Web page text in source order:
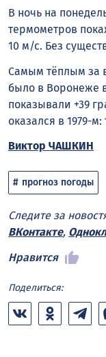
В ночь на
термометров
10 м/с. Без
Самым тёплым за
было в Воронеже
показывали +39
оказался в 1979-
Виктор ЧАШКИН
прогноз погоды
Следите за
ВКонтакте,
Нравится
Поделиться: